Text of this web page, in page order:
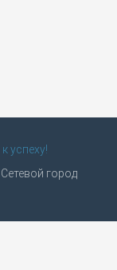
к успеху!
Сетевой город